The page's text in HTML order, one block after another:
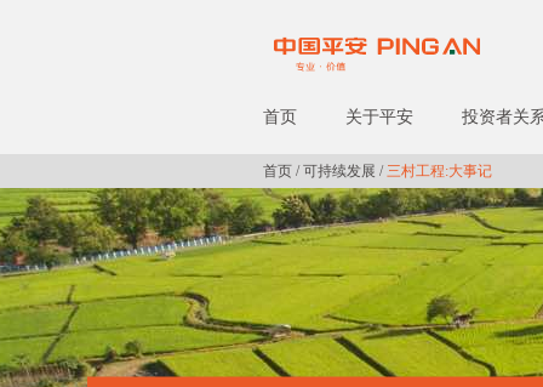
首页 关于平安 投资者关
首页 / 可持续发展 / 三村工程:大事记